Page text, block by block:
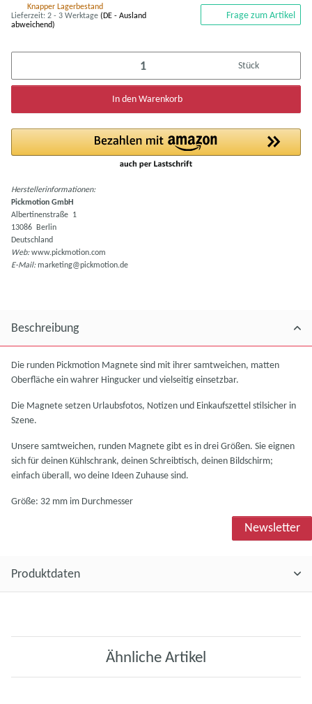
Knapper Lagerbestand
Lieferzeit: 2 - 3 Werktage (DE - Ausland
abweichend)
Frage zum Artikel
Stück
In den Warenkorb
Herstellerinformationen:
Pickmotion GmbH
Albertinenstraße 1
13086 Berlin
Deutschland
Web:www.pickmotion.com
E-Mail:marketing@pickmotion.de
Beschreibung
Die runden Pickmotion Magnete sind mit ihrer samtweichen, matten
Oberfläche ein wahrer Hingucker und vielseitig einsetzbar.
Die Magnete setzen Urlaubsfotos, Notizen und Einkaufszettel stilsicher in
Szene.
Unsere samtweichen, runden Magnete gibt es in drei Größen. Sie eignen
sich für deinen Kühlschrank, deinen Schreibtisch, deinen Bildschirm;
einfach überall, wo deine Ideen Zuhause sind.
Größe: 32 mm im Durchmesser
Produktdaten
Ähnliche Artikel
Newsletter